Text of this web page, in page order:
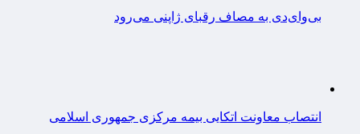
بی‌وای‌دی به مصاف رقبای ژاپنی می‌رود
انتصاب معاونت اتکایی بیمه مرکزی جمهوری اسلامی